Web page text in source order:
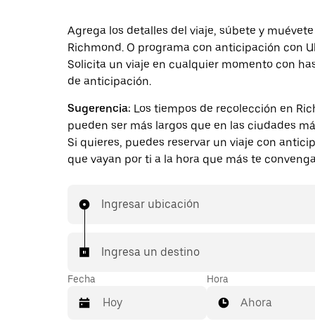
Agrega los detalles del viaje, súbete y
Richmond. O programa con anticipación con
Solicita un viaje en cualquier momento con
de anticipación.
Sugerencia: Los tiempos de recolección en
pueden ser más largos que en las ciudades
Si quieres, puedes reservar un viaje con
que vayan por ti a la hora que más te
Ingresar ubicación
Ingresa un destino
Fecha Hora
Ahora